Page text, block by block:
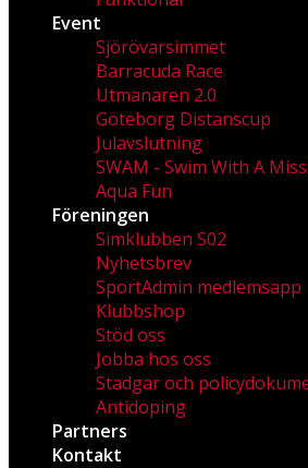
Event
Sjörövarsimmet
Barracuda Race
Utmanaren 2.0
Göteborg Distanscup
Julavslutning
SWAM - Swim With A
Aqua Fun
Föreningen
Simklubben S02
Nyhetsbrev
SportAdmin medlemsapp
Klubbshop
Stöd oss
Jobba hos oss
Stadgar och
Antidoping
Partners
Kontakt